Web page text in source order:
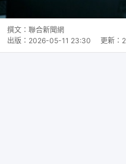
撰文： 聯合新聞網
出版： 2026-05-11 23:30 更新：